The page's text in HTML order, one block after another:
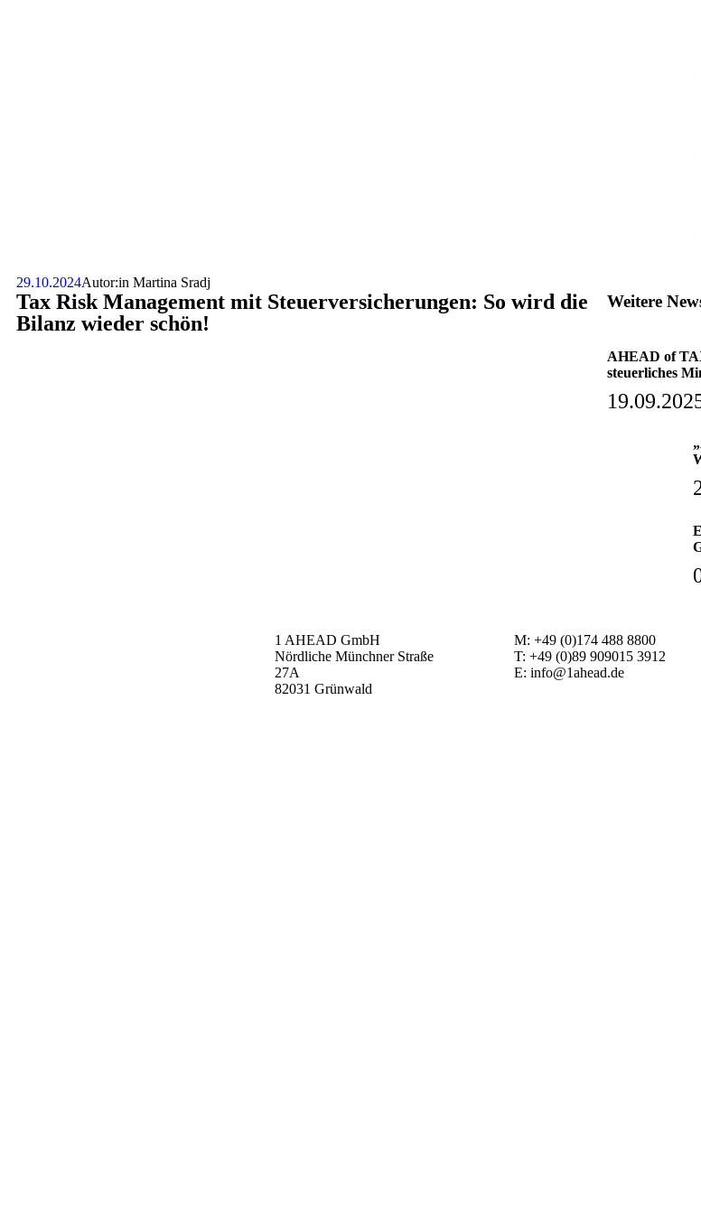
29.10.2024Autor:in Martina Sradj
Tax Risk Management mit Steuerversicherungen: So wird die
Bilanz wieder schön!
Weitere
AHEAD of
steuerliches
1 AHEAD GmbH
Nördliche Münchner Straße
27A
82031 Grünwald
M: +49 (0)174 488 8800
T: +49 (0)89 909015 3912
E: info@1ahead.de